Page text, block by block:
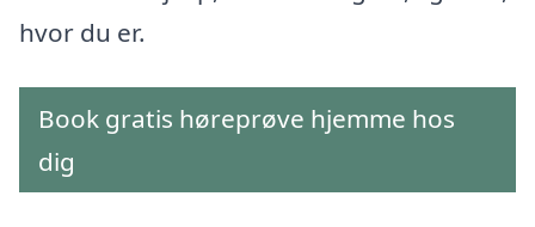
hvor du er.
Book gratis høreprøve hjemme hos
dig